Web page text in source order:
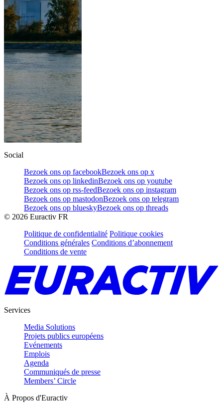
Social
Bezoek ons op facebookBezoek ons op x
Bezoek ons op linkedinBezoek ons op youtube
Bezoek ons op rss-feedBezoek ons op instagram
Bezoek ons op mastodonBezoek ons op telegram
Bezoek ons op blueskyBezoek ons op threads
© 2026 Euractiv FR
Politique de confidentialité Politique cookies
Conditions générales Conditions d’abonnement
Conditions de vente
Services
Media Solutions
Projets publics européens
Evénements
Emplois
Agenda
Communiqués de presse
Members’ Circle
À Propos d'Euractiv